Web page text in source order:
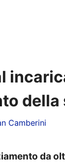
Camberini
da